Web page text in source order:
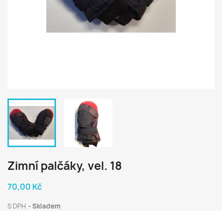
Zimní palčáky, vel. 18
70,00 Kč
S DPH Skladem